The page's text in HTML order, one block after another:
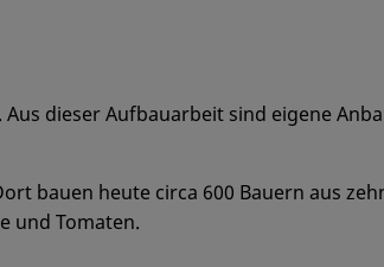
dieser Aufbauarbeit sind eigene
bauen heute circa 600 Bauern aus
und Tomaten.